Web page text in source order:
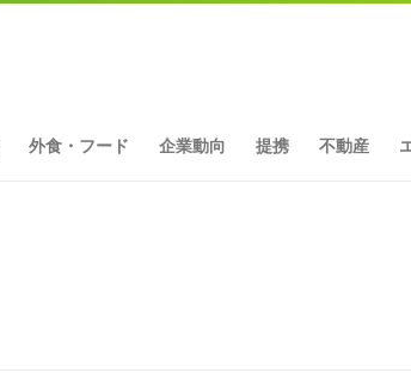
外食・フード 企業動向 提携 不動産